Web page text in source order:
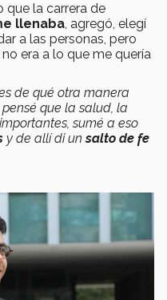
que la carrera de
llenaba, agregó, elegí
a las personas, pero
era a lo que me quería
de qué otra manera
que la salud, la
sumé a eso
y de allí di unsalto de fe